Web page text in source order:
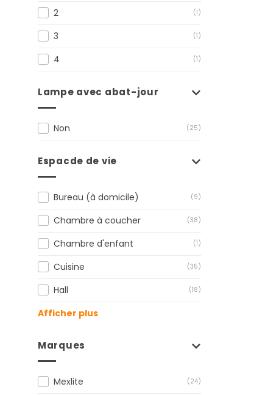
2 (1)
3 (1)
4 (1)
Lampe avec abat-jour
Non (25)
Espacde de vie
Bureau (à domicile) (9)
Chambre à coucher (38)
Chambre d'enfant (1)
Cuisine (35)
Hall (18)
Afficher plus
Marques
Mexlite (24)